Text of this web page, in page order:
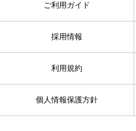
ご利用ガイド
採用情報
利用規約
個人情報保護方針